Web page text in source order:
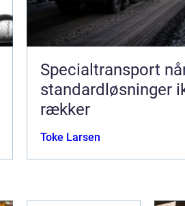
Specialtransport når
standardløsninger
rækker
Toke Larsen